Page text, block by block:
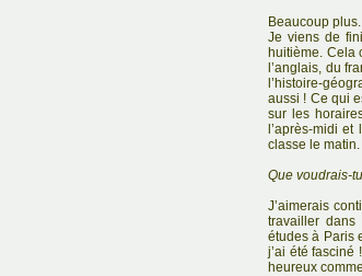
Beaucoup
Je viens de
huitième. Cela
l’anglais, du
l’histoire-
aussi ! Ce qui
sur les
l’après-midi
classe le matin.
Que voudrais-
J’aimerais
travailler dans
études à Paris
j’ai été fasciné
heureux